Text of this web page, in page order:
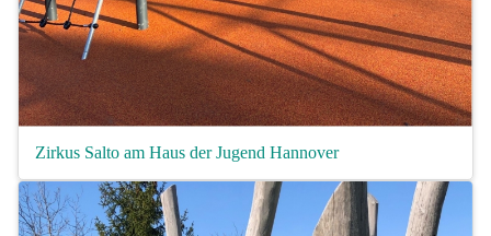
Zirkus Salto am Haus der Jugend Hannover